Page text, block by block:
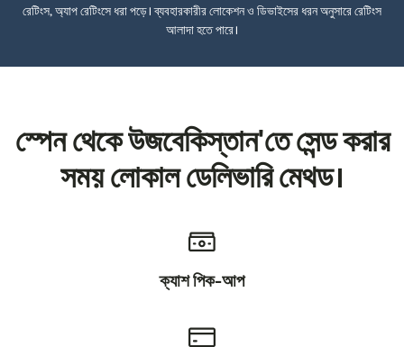
রেটিংস, অ্যাপ রেটিংসে ধরা পড়ে। ব্যবহারকারীর লোকেশন ও ডিভাইসের ধরন অনুসারে রেটিংস
আলাদা হতে পারে।
স্পেন থেকে উজবেকিস্তান'তে সেন্ড করার
সময় লোকাল ডেলিভারি মেথড।
ক্যাশ পিক-আপ